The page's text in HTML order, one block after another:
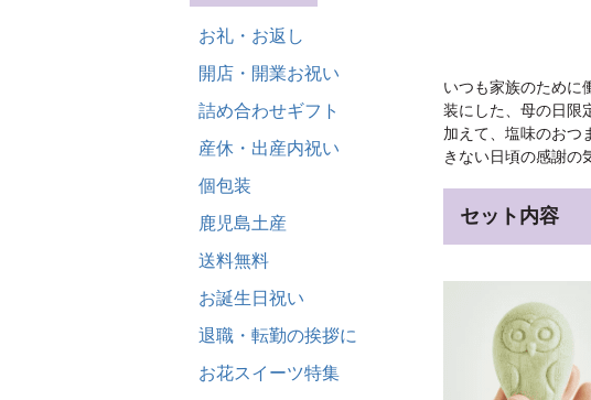
お礼・お返し
開店・開業お祝い
詰め合わせギフト
産休・出産内祝い
個包装
鹿児島土産
送料無料
お誕生日祝い
退職・転勤の挨拶に
お花スイーツ特集
いつも家族のために
装にした、母の日限
加えて、塩味のおつ
きない日頃の感謝の
セット内容